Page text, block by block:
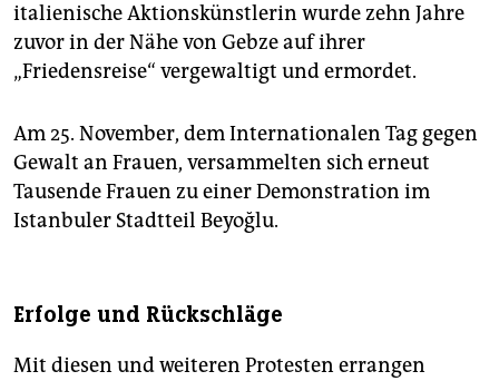
italienische Aktionskünstlerin wurde zehn Jahre
zuvor in der Nähe von Gebze auf ihrer
„Friedensreise“ vergewaltigt und ermordet.
Am 25. November, dem Internationalen Tag gegen
Gewalt an Frauen, versammelten sich erneut
Tausende Frauen zu einer Demonstration im
Istanbuler Stadtteil Beyoğlu.
Erfolge und Rückschläge
Mit diesen und weiteren Protesten errangen